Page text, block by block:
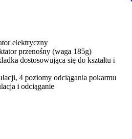
elektryczny
przenośny (waga 185g)
dostosowująca się do kształtu i
4 poziomy odciągania pokarmu
i odciąganie